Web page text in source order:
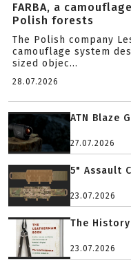
FARBA, a
Polish forests
The Polish company
camouflage system
sized objec...
28.07.2026
ATN Blaze
27.07.2026
5" Assault
23.07.2026
The
23.07.2026